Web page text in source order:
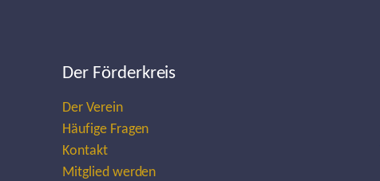
Der Förderkreis
Der Verein
Häufige Fragen
Kontakt
Mitglied werden